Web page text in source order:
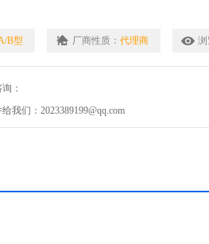
B型 厂商性质： 代理商 浏
：
我们：2023389199@qq.com